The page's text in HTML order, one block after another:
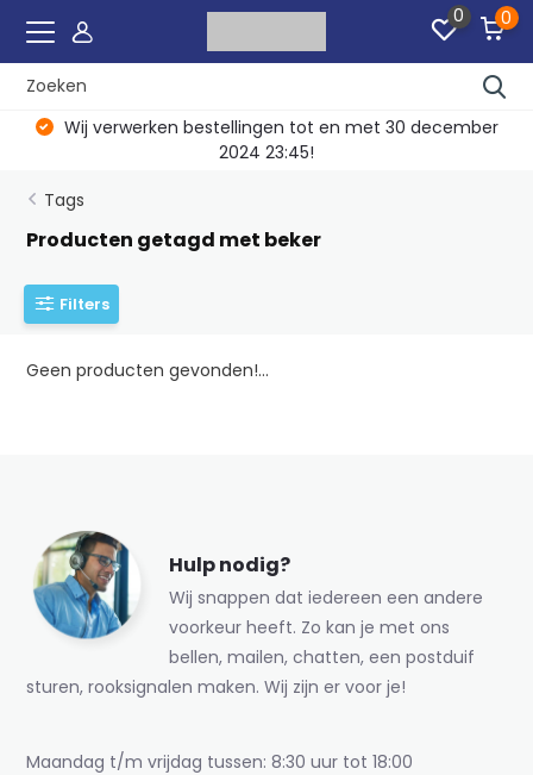
0 0
Wij verwerken bestellingen tot en met 30 december
2024 23:45!
Tags
Producten getagd met beker
Filters
Geen producten gevonden!...
Hulp nodig?
Wij snappen dat iedereen een andere
voorkeur heeft. Zo kan je met ons
bellen, mailen, chatten, een postduif
sturen, rooksignalen maken. Wij zijn er voor je!
Maandag t/m vrijdag tussen: 8:30 uur tot 18:00